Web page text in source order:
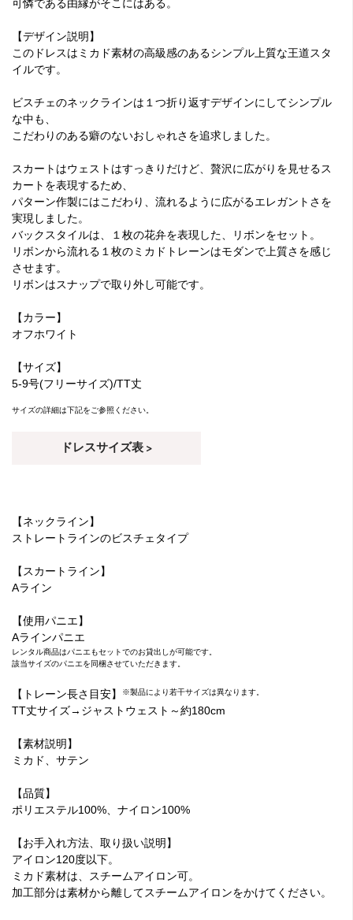
可憐である由縁がそこにはある。
【デザイン説明】
このドレスはミカド素材の高級感のあるシンプル上質な王道スタ
イルです。
ビスチェのネックラインは１つ折り返すデザインにしてシンプル
な中も、
こだわりのある癖のないおしゃれさを追求しました。
スカートはウェストはすっきりだけど、贅沢に広がりを見せるス
カートを表現するため、
パターン作製にはこだわり、流れるように広がるエレガントさを
実現しました。
バックスタイルは、１枚の花弁を表現した、リボンをセット。
リボンから流れる１枚のミカドトレーンはモダンで上質さを感じ
させます。
リボンはスナップで取り外し可能です。
【カラー】
オフホワイト
【サイズ】
5-9号(フリーサイズ)/TT丈
サイズの詳細は下記をご参照ください。
ドレスサイズ表 >
【ネックライン】
ストレートラインのビスチェタイプ
【スカートライン】
Aライン
【使用パニエ】
Aラインパニエ
レンタル商品はパニエもセットでのお貸出しが可能です。
該当サイズのパニエを同梱させていただきます。
【トレーン長さ目安】 ※製品により若干サイズは異なります。
TT丈サイズ→ジャストウェスト～約180cm
【素材説明】
ミカド、サテン
【品質】
ポリエステル100%、ナイロン100%
【お手入れ方法、取り扱い説明】
アイロン120度以下。
ミカド素材は、スチームアイロン可。
加工部分は素材から離してスチームアイロンをかけてください。